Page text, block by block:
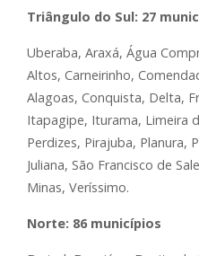
Triângulo do Sul: 27
Uberaba, Araxá, Água
Altos, Carneirinho,
Alagoas, Conquista, Delta,
Itapagipe, Iturama, Limeira
Perdizes, Pirajuba, Planura,
Juliana, São Francisco de
Minas, Veríssimo.
Norte: 86 municípios